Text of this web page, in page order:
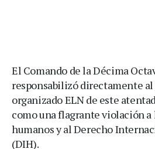
El Comando de la Décima
responsabilizó directamente
organizado ELN de este
como una flagrante violación a
humanos y al Derecho
(DIH).